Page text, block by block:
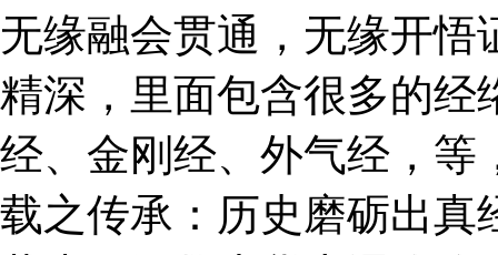
无缘融会贯通，无缘开
精深，里面包含很多的经
经、金刚经、外气经，等
载之传承：历史磨砺出真